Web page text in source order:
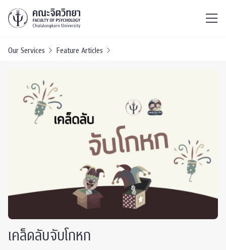
Our Services Feature Articles
เคล็ดลับจับโกหก